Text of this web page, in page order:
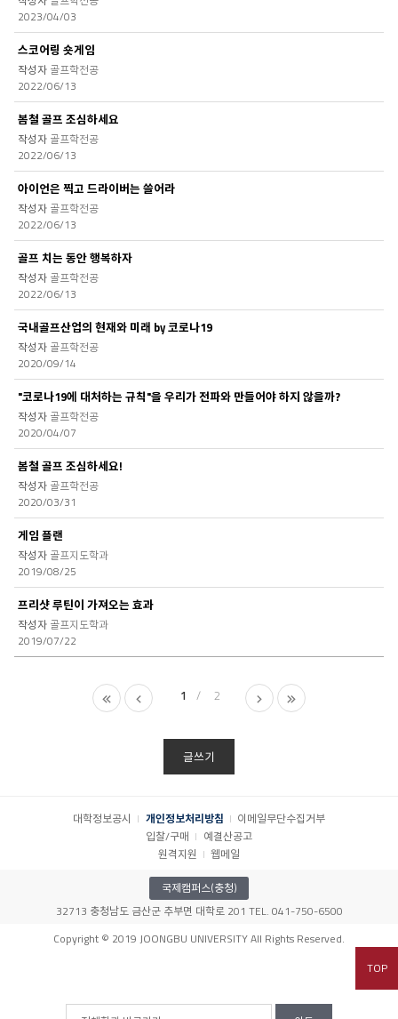
실
>
교
수
칼
럼
목
록
2023/04/03
스코어링 숏게임
골프학전공
2022/06/13
봄철 골프 조심하세요
골프학전공
2022/06/13
아이언은 찍고 드라이버는 쓸어라
골프학전공
2022/06/13
골프 치는 동안 행복하자
골프학전공
2022/06/13
국내골프산업의 현재와 미래 by 코로나19
골프학전공
2020/09/14
"코로나19에 대처하는 규칙"을 우리가 전파와 만들어야 하지 않을까?
골프학전공
2020/04/07
봄철 골프 조심하세요!
골프학전공
2020/03/31
게임 플랜
골프지도학과
2019/08/25
프리샷 루틴이 가져오는 효과
골프지도학과
2019/07/22
1 2
글쓰기
대학정보공시 개인정보처리방침
이메일무단수집거부
입찰/구매
예결산공고
원격지원
웹메일
TOP
국제캠퍼스(충청)
32713 충청남도 금산군 추부면 대학로 201 TEL. 041-750-6500
Copyright © 2019 JOONGBU UNIVERSITY All Rights Reserved.